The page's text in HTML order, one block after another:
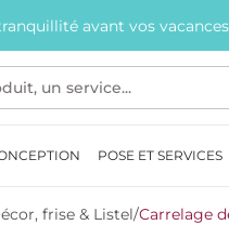
avant vos
POSE ET SERVICES
frise & Listel/Carrelage